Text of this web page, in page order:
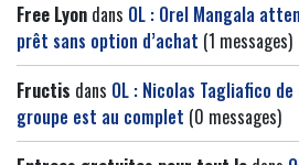
Free Lyon dans OL : Orel Mangala
prêt sans option d’achat (1 messages)
Fructis dans OL : Nicolas Tagliafico
groupe est au complet (0 messages)